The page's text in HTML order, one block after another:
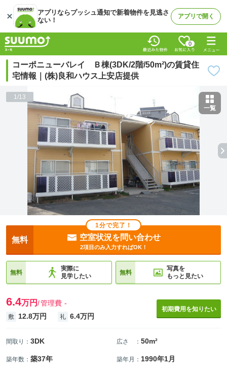
アプリならプッシュ通知で新着物件を見逃さ
ない！
アプリで開く
0
コーポニューバレイ Ｂ棟(3DK/2階/50m²)の賃貸住
宅情報｜(株)良和ハウス上安店提供
1/13
一覧
1分で完了！
無料 空室状況を問い合わせ
2項目のみ入力すればOK！
無料
実際に
見学したい
無料
写真を
もっと見たい
6.4万円 管理費 -
敷 12.8万円 礼 6.4万円
初期費用を知りたい
間取り ： 3DK 広さ ： 50m²
築年数 ： 築37年 築年月 ： 1990年1月